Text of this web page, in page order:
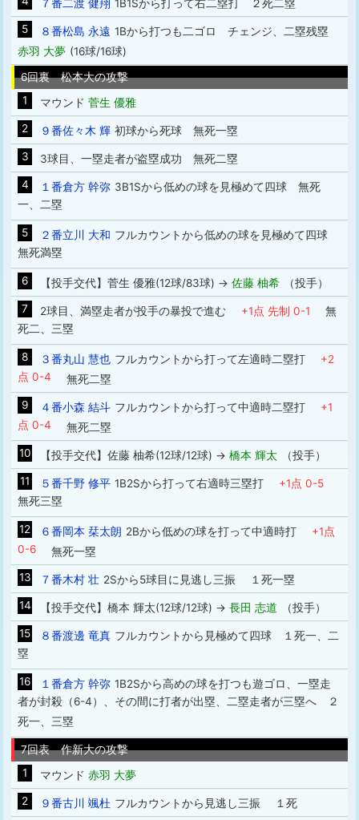
７番二渡 健翔 1B1Sから打って右二塁打 ２死二塁
5
８番松島 永遠 1Bから打つも二ゴロ チェンジ、二塁残塁
赤羽 大夢 (16球/16球)
6回裏 松本大の攻撃
1
マウンド 菅生 優雅
2
９番佐々木 輝 初球から死球 無死一塁
3
3球目、一塁走者が盗塁成功 無死二塁
4
１番倉方 幹弥 3B1Sから低めの球を見極めて四球 無死
一、二塁
5 ２番立川 大和 フルカウントから低めの球を見極めて四球
無死満塁
6 【投手交代】菅生 優雅(12球/83球) → 佐藤 柚希
（投手）
7
2球目、満塁走者が投手の暴投で進む +1点 先制 0-1 無
死二、三塁
8 ３番丸山 慧也 フルカウントから打って左適時二塁打 +2
点 0-4
無死二塁
9
４番小森 結斗 フルカウントから打って中適時二塁打 +1
点 0-4
無死二塁
10
【投手交代】佐藤 柚希(12球/12球) → 橋本 輝太
（投手）
11
５番千野 修平 1B2Sから打って右適時三塁打 +1点 0-5
無死三塁
12 ６番岡本 栞太朗 2Bから低めの球を打って中適時打 +1点
0-6
無死一塁
13
７番木村 壮 2Sから5球目に見逃し三振 １死一塁
14
【投手交代】橋本 輝太(12球/12球) → 長田 志道
（投手）
15
８番渡邊 竜真 フルカウントから見極めて四球 １死一、二
塁
16 １番倉方 幹弥 1B2Sから高めの球を打つも遊ゴロ、一塁走
者が封殺（6-4）、その間に打者が出塁、二塁走者が三塁へ ２
死一、三塁
7回表 作新大の攻撃
1
マウンド 赤羽 大夢
2
９番古川 颯杜 フルカウントから見逃し三振 １死